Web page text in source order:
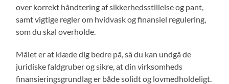
over korrekt håndtering af sikkerhedsstillelse og pant,
samt vigtige regler om hvidvask og finansiel regulering,
som du skal overholde.
Målet er at klæde dig bedre på, så du kan undgå de
juridiske faldgruber og sikre, at din virksomheds
finansieringsgrundlag er både solidt og lovmedholdeligt.